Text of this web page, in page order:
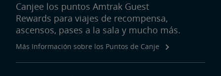
Canjee los puntos Amtrak Guest
Rewards para viajes de recompensa,
ascensos, pases a la sala y mucho más.
Más Información sobre los Puntos de Canje